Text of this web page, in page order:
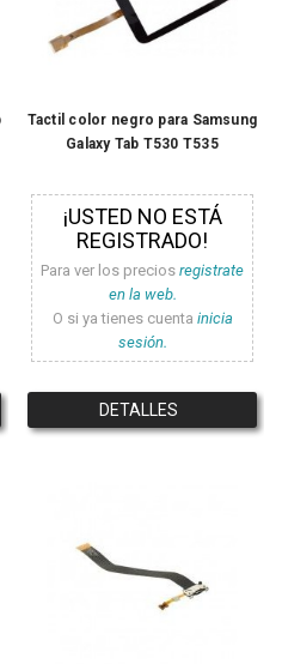
Tactil color negro para Samsung
Galaxy Tab T530 T535
¡USTED NO ESTÁ
REGISTRADO!
Para ver los precios registrate
en la web.
O si ya tienes cuenta inicia
sesión.
DETALLES